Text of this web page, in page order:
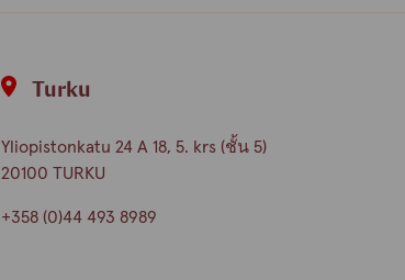
Turku
Yliopistonkatu 24 A 18, 5. krs (ชั้น 5)
20100 TURKU
+358 (0)44 493 8989